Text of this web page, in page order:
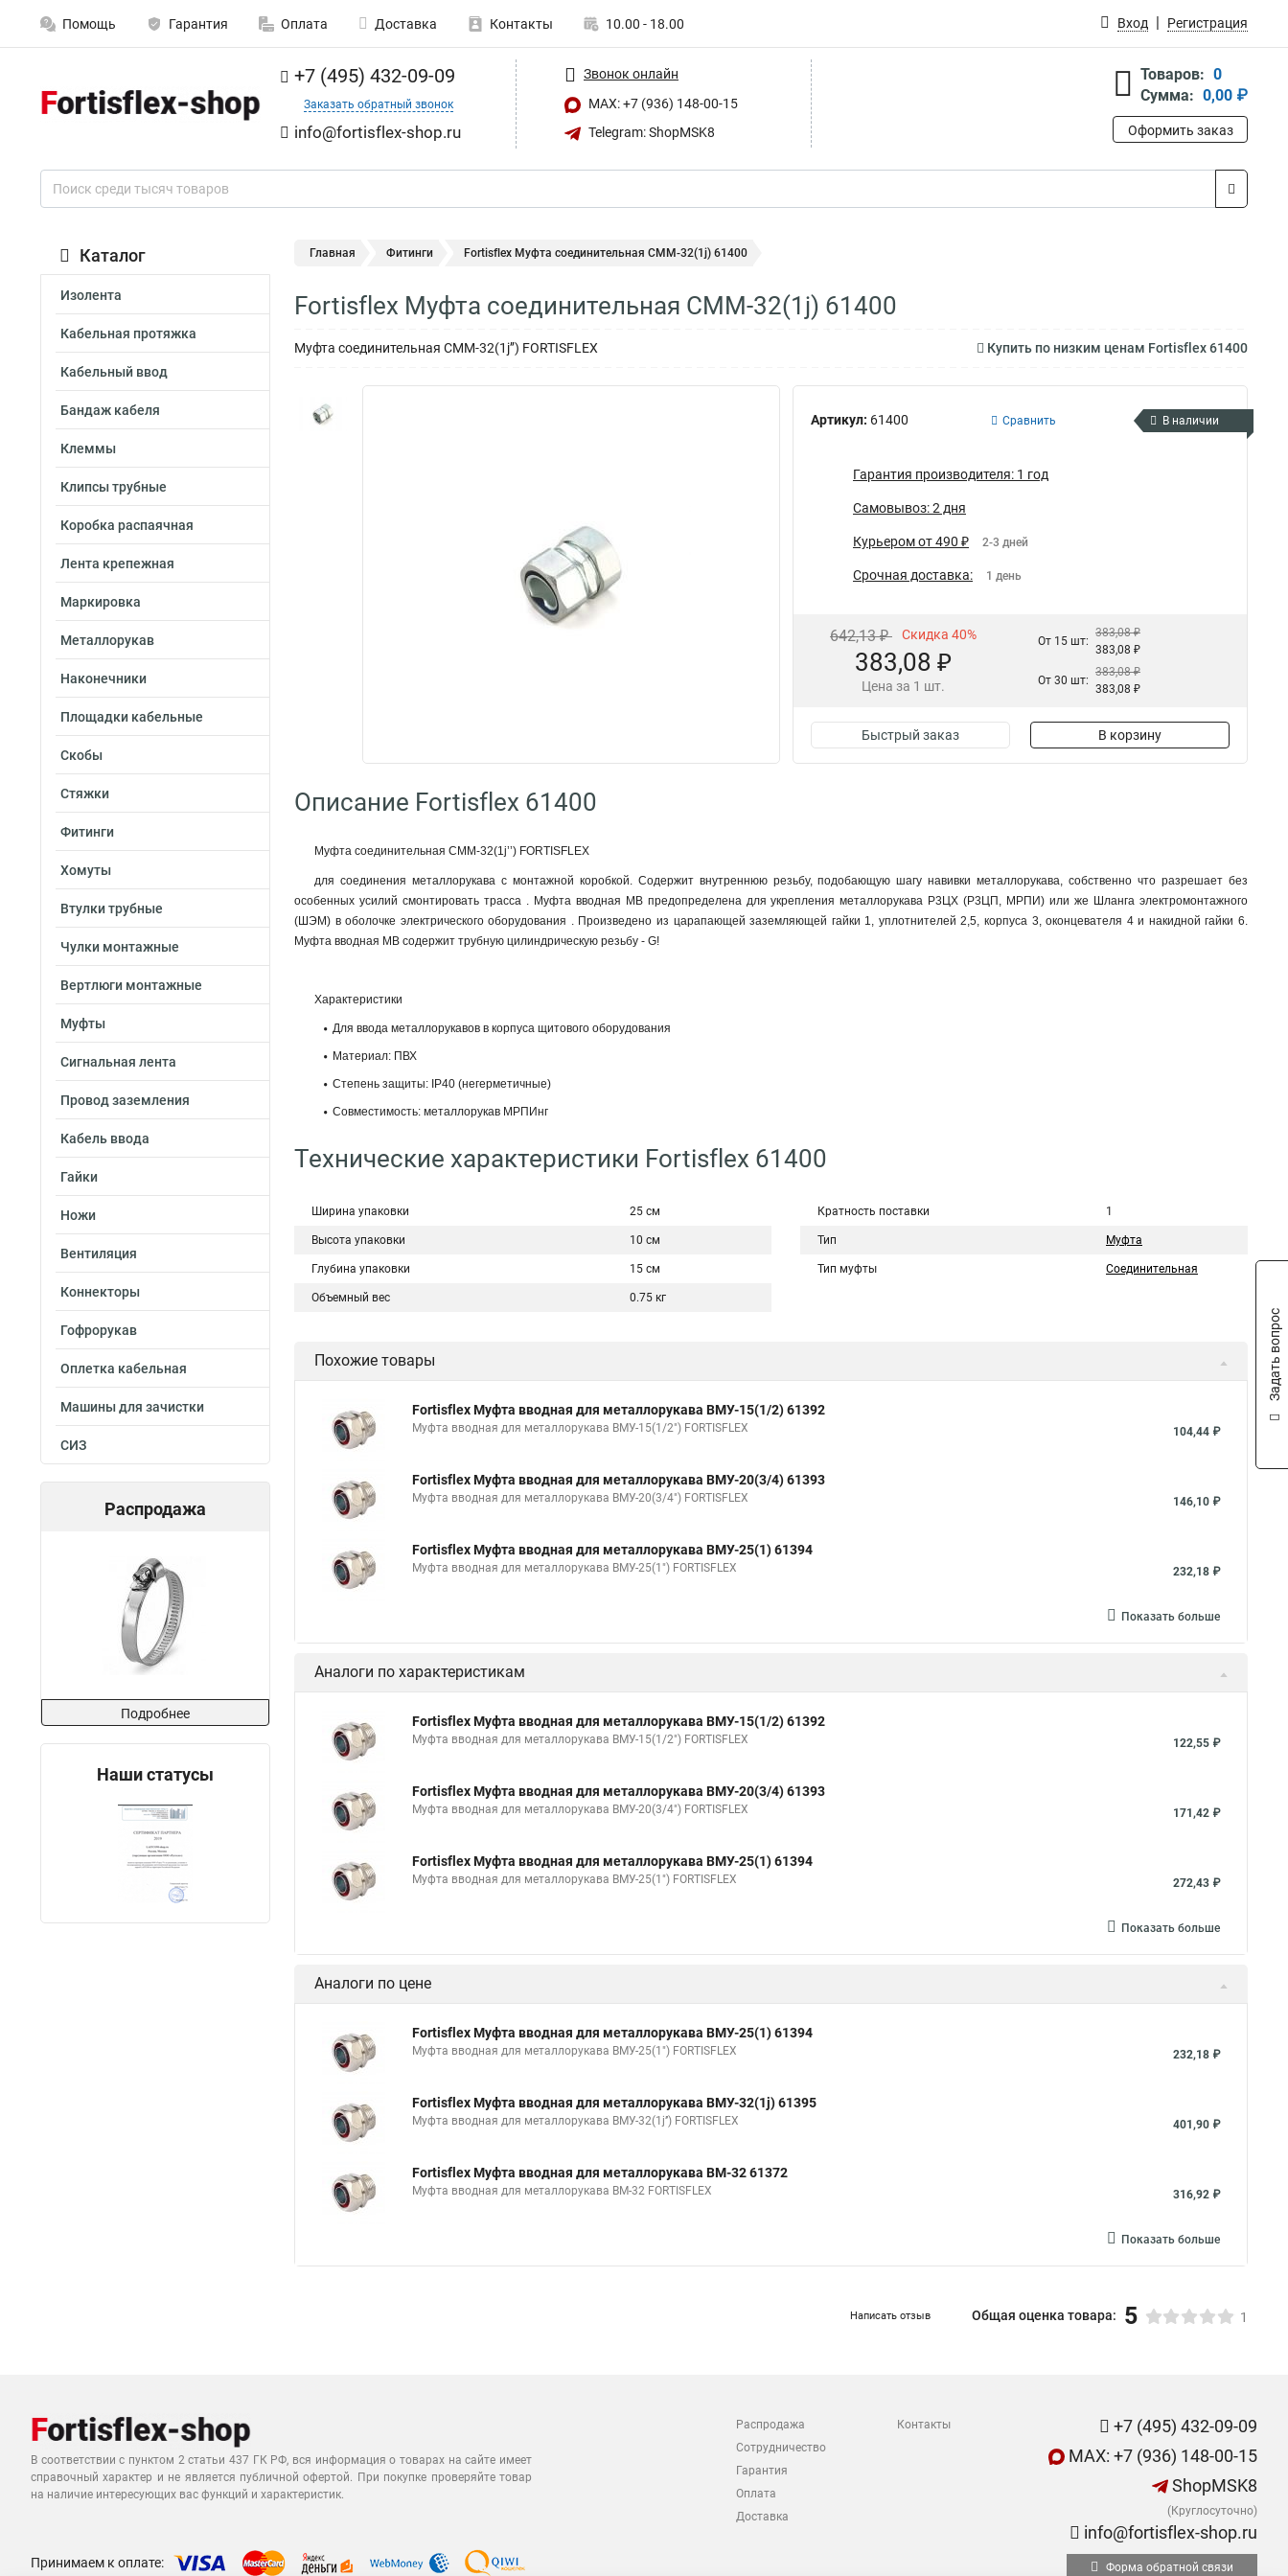
Помощь Гарантия Оплата Доставка Контакты 10.00 - 18.00 Вход Регистрация
+7 (495) 432-09-09
Заказать обратный звонок
info@fortisflex-shop.ru
Звонок онлайн
MAX: +7 (936) 148-00-15
Telegram: ShopMSK8
Товаров: 0
Сумма: 0,00 ₽
Оформить заказ
Каталог
Изолента
Кабельная протяжка
Кабельный ввод
Бандаж кабеля
Клеммы
Клипсы трубные
Коробка распаячная
Лента крепежная
Маркировка
Металлорукав
Наконечники
Площадки кабельные
Скобы
Стяжки
Фитинги
Хомуты
Втулки трубные
Чулки монтажные
Вертлюги монтажные
Муфты
Сигнальная лента
Провод заземления
Кабель ввода
Гайки
Ножи
Вентиляция
Коннекторы
Гофрорукав
Оплетка кабельная
Машины для зачистки
СИЗ
Распродажа
Подробнее
Наши статусы
Главная Фитинги Fortisflex Муфта соединительная СММ-32(1ј) 61400
Fortisflex Муфта соединительная СММ-32(1ј) 61400
Муфта соединительная СММ-32(1ј’’) FORTISFLEX Купить по низким ценам Fortisflex 61400
Артикул: 61400 Сравнить В наличии
Гарантия производителя: 1 год
Самовывоз: 2 дня
Курьером от 490 ₽ 2-3 дней
Срочная доставка: 1 день
642,13 ₽ Скидка 40%
383,08 ₽
Цена за 1 шт.
От 15 шт:
383,08 ₽
383,08 ₽
От 30 шт:
383,08 ₽
383,08 ₽
Быстрый заказ В корзину
Описание Fortisflex 61400
Муфта соединительная СММ-32(1ј’’) FORTISFLEX
для соединения металлорукава с монтажной коробкой. Содержит внутреннюю резьбу, подобающую шагу навивки металлорукава, собственно что разрешает без
особенных усилий смонтировать трасса . Муфта вводная МВ предопределена для укрепления металлорукава Р3ЦХ (Р3ЦП, МРПИ) или же Шланга электромонтажного
(ШЭМ) в оболочке электрического оборудования . Произведено из царапающей заземляющей гайки 1, уплотнителей 2,5, корпуса 3, оконцевателя 4 и накидной гайки 6.
Муфта вводная МВ содержит трубную цилиндрическую резьбу - G!
Характеристики
Для ввода металлорукавов в корпуса щитового оборудования
Материал: ПВХ
Степень защиты: IP40 (негерметичные)
Совместимость: металлорукав МРПИнг
Технические характеристики Fortisflex 61400
Ширина упаковки 25 см
Высота упаковки 10 см
Глубина упаковки 15 см
Объемный вес 0.75 кг
Кратность поставки 1
Тип Муфта
Тип муфты Соединительная
Похожие товары
Fortisflex Муфта вводная для металлорукава ВМУ-15(1/2) 61392
Муфта вводная для металлорукава ВМУ-15(1/2") FORTISFLEX 104,44 ₽
Fortisflex Муфта вводная для металлорукава ВМУ-20(3/4) 61393
Муфта вводная для металлорукава ВМУ-20(3/4") FORTISFLEX 146,10 ₽
Fortisflex Муфта вводная для металлорукава ВМУ-25(1) 61394
Муфта вводная для металлорукава ВМУ-25(1") FORTISFLEX 232,18 ₽
Показать больше
Аналоги по характеристикам
Fortisflex Муфта вводная для металлорукава ВМУ-15(1/2) 61392
Муфта вводная для металлорукава ВМУ-15(1/2") FORTISFLEX 122,55 ₽
Fortisflex Муфта вводная для металлорукава ВМУ-20(3/4) 61393
Муфта вводная для металлорукава ВМУ-20(3/4") FORTISFLEX 171,42 ₽
Fortisflex Муфта вводная для металлорукава ВМУ-25(1) 61394
Муфта вводная для металлорукава ВМУ-25(1") FORTISFLEX 272,43 ₽
Показать больше
Аналоги по цене
Fortisflex Муфта вводная для металлорукава ВМУ-25(1) 61394
Муфта вводная для металлорукава ВМУ-25(1") FORTISFLEX 232,18 ₽
Fortisflex Муфта вводная для металлорукава ВМУ-32(1ј) 61395
Муфта вводная для металлорукава ВМУ-32(1ј’’) FORTISFLEX 401,90 ₽
Fortisflex Муфта вводная для металлорукава ВМ-32 61372
Муфта вводная для металлорукава ВМ-32 FORTISFLEX 316,92 ₽
Показать больше
Написать отзыв Общая оценка товара: 5 1
В соответствии с пунктом 2 статьи 437 ГК РФ, вся информация о товарах на сайте имеет
справочный характер и не является публичной офертой. При покупке проверяйте товар
на наличие интересующих вас функций и характеристик.
Распродажа
Сотрудничество
Гарантия
Оплата
Доставка
Контакты
+7 (495) 432-09-09
MAX: +7 (936) 148-00-15
ShopMSK8
(Круглосуточно)
info@fortisflex-shop.ru
Принимаем к оплате: Форма обратной связи
Задать вопрос